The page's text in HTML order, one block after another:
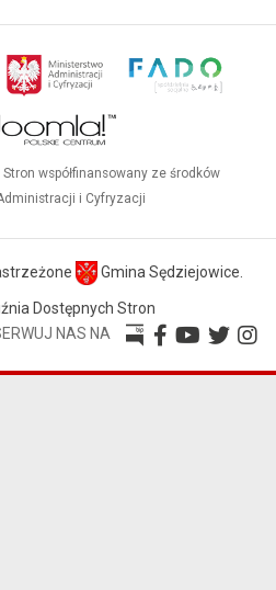
współfinansowany ze środków
i Cyfryzacji
Gmina Sędziejowice.
Dostępnych Stron
NAS NA